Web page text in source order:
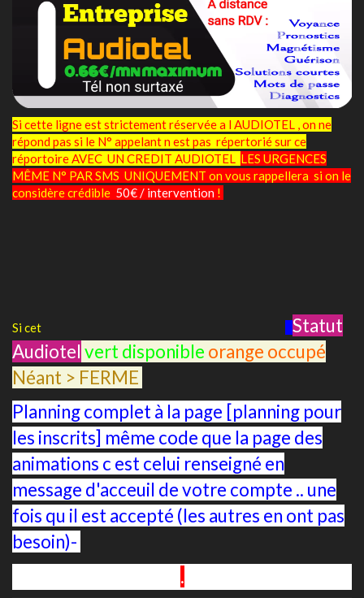
Si cette ligne est strictement réservée a l AUDIOTEL , on ne
répond pas si le N° appelant n est pas répertorié sur ce
réportoire AVEC UN CREDIT AUDIOTEL LES URGENCES
MÊME N° PAR SMS UNIQUEMENT on vous rappellera si on le
considère crédible 50€ / intervention !
Si cet
Statut
Audiotel vert disponible orange occupé
Néant > FERME
Planning complet à la page [planning pour
les inscrits] même code que la page des
animations c est celui renseigné en
message d'acceuil de votre compte .. une
fois qu il est accepté (les autres en ont pas
besoin)-
.